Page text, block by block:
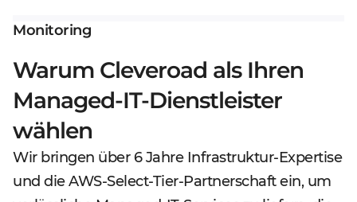
Monitoring
Warum Cleveroad als Ihren
Managed-IT-Dienstleister
wählen
Wir bringen über 6 Jahre Infrastruktur-Expertise
und die AWS-Select-Tier-Partnerschaft ein, um